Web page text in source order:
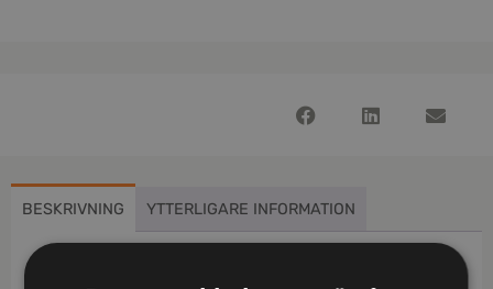
BESKRIVNING YTTERLIGARE INFORMATION